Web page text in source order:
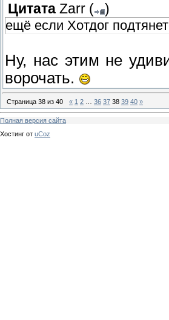
Цитата Zarr (
)
ещё если Хотдог
Ну, нас этим не
ворочать.
Страница 38 из 40 « 1 2 36 37 38 39 40 »
Полная версия сайта
Хостинг от uCoz